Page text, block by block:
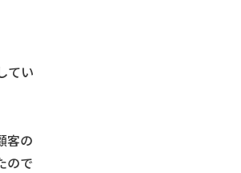
てい
客の
ので